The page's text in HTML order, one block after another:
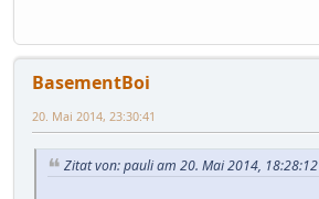
BasementBoi
20. Mai 2014, 23:30:41
Zitat von: pauli am 20. Mai 2014, 18:28:12